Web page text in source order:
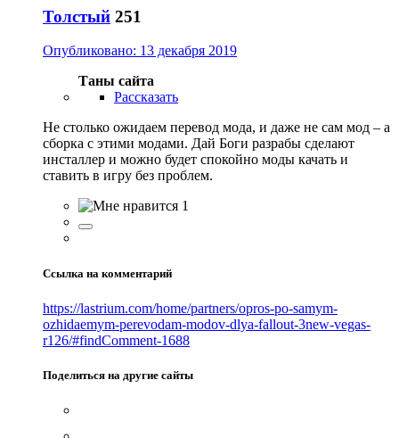
Толстый 251
Опубликовано: 13 декабря 2019
Таны сайта
Рассказать
Не столько ожидаем перевод мода, и даже не сам мод – а
сборка с этими модами. Дай Боги разрабы сделают
инсталлер и можно будет спокойно моды качать и
ставить в игру без проблем.
1
Ссылка на комментарий
https://lastrium.com/home/partners/opros-po-samym-
ozhidaemym-perevodam-modov-dlya-fallout-3new-vegas-
r126/#findComment-1688
Поделиться на другие сайты